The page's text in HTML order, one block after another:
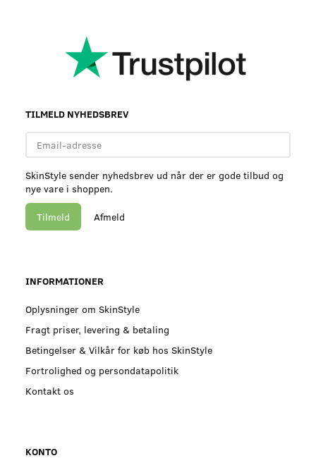
TILMELD NYHEDSBREV
adresse
SkinStyle sender nyhedsbrev ud når der er gode tilbud og
nye vare i shoppen.
Tilmeld Afmeld
INFORMATIONER
Oplysninger om SkinStyle
Fragt priser, levering & betaling
Betingelser & Vilkår for køb hos SkinStyle
Fortrolighed og persondatapolitik
Kontakt os
KONTO